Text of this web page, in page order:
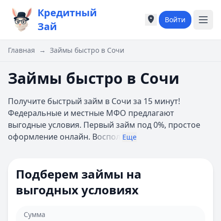
Кредитный
Зай
Города России
Екатеринбург
Казань
А
Астрахань
Б
Барнаул
Города России
Екатеринбург
Казань
А
Астрахань
Б
Барнаул
Войти
Главная → Займы быстро в Сочи
Займы быстро в Сочи
Получите быстрый займ в Сочи за 15 минут!
Федеральные и местные МФО предлагают
выгодные условия. Первый займ под 0%, простое
оформление онлайн. Воспол Еще
Подберем займы на
выгодных условиях
Сумма